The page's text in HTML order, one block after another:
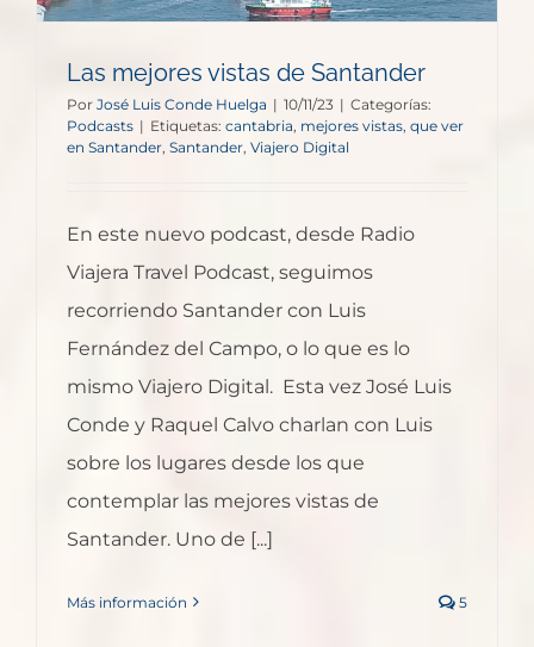
Las mejores vistas de Santander
Por José Luis Conde Huelga | 10/11/23 | Categorías:
Podcasts | Etiquetas: cantabria mejores vistas que ver
en Santander Santander Viajero Digital
En este nuevo podcast, desde Radio
Viajera Travel Podcast, seguimos
recorriendo Santander con Luis
Fernández del Campo, o lo que es lo
mismo Viajero Digital. Esta vez José Luis
Conde y Raquel Calvo charlan con Luis
sobre los lugares desde los que
contemplar las mejores vistas de
Santander. Uno de [...]
Más información 5